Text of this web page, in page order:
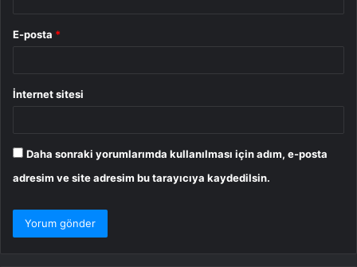
E-posta *
İnternet sitesi
Daha sonraki yorumlarımda kullanılması için adım, e-posta
adresim ve site adresim bu tarayıcıya kaydedilsin.